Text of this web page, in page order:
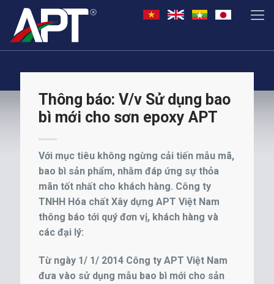
Thông báo: V/v Sử dụng bao
bì mới cho sơn epoxy APT
Với mục tiêu không ngừng cải tiến mẫu mã,
bao bì sản phẩm, nhằm đáp ứng sự thỏa
mãn tốt nhất cho khách hàng. Công ty
TNHH Hóa chất Xây dựng APT Việt Nam
thông báo tới quý đơn vị, khách hàng và
các đại lý:
Từ ngày 1/ 1/ 2014 Công ty APT Việt Nam
đưa vào sử dụng mẫu bao bì mới cho sản